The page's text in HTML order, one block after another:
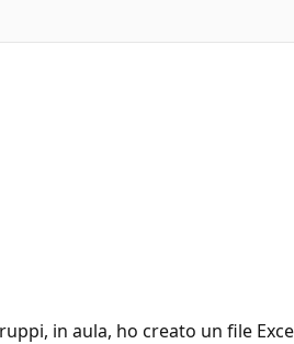
in aula, ho creato un file